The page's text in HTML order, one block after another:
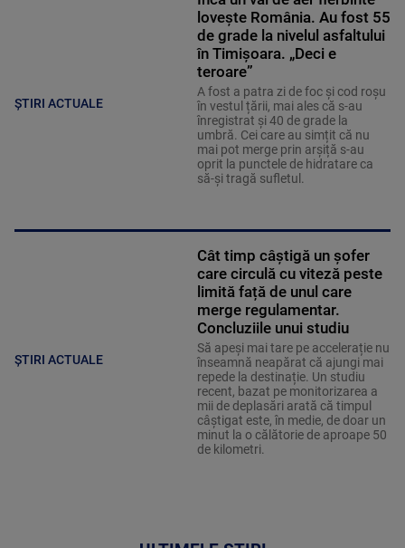
ȘTIRI ACTUALE
lovește România. Au fost 55
de grade la nivelul asfaltului
în Timișoara. „Deci e
teroare”
A fost a patra zi de foc și cod roșu
în vestul țării, mai ales că s-au
înregistrat și 40 de grade la
umbră. Cei care au simțit că nu
mai pot merge prin arșiță s-au
oprit la punctele de hidratare ca
să-și tragă sufletul.
ȘTIRI ACTUALE
Cât timp câștigă un șofer
care circulă cu viteză peste
limită față de unul care
merge regulamentar.
Concluziile unui studiu
Să apeși mai tare pe accelerație nu
înseamnă neapărat că ajungi mai
repede la destinație. Un studiu
recent, bazat pe monitorizarea a
mii de deplasări arată că timpul
câștigat este, în medie, de doar un
minut la o călătorie de aproape 50
de kilometri.